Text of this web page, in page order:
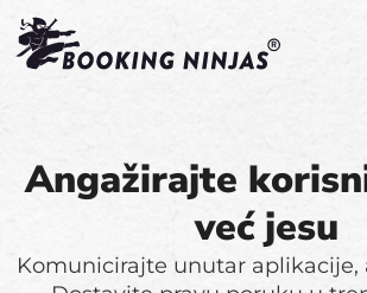
Angažirajte
već jesu
Komunicirajte unutar aplikacije,